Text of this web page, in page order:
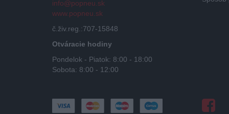
info@popneu.sk
www.popneu.sk
č.živ.reg.:707-15848
Otváracie hodiny
Pondelok - Piatok: 8:00 - 18:00
Sobota: 8:00 - 12:00